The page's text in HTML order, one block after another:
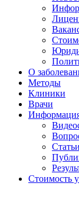
О
Методы
Клиники
Врачи
Стоимость